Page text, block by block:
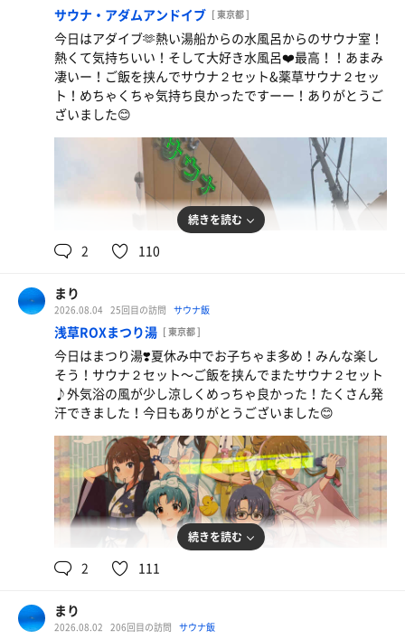
サウナ・アダムアンドイブ [ 東京都 ]
今日はアダイブ🫶熱い湯船からの水風呂からのサウナ室！
熱くて気持ちいい！そして大好き水風呂❤️最高！！あまみ
凄いー！ご飯を挟んでサウナ２セット&薬草サウナ２セッ
ト！めちゃくちゃ気持ち良かったですーー！ありがとうご
ざいました😊
続きを読む
2 110
まり
2026.08.04 25回目の訪問 サウナ飯
浅草ROXまつり湯 [ 東京都 ]
今日はまつり湯❣️夏休み中でお子ちゃま多め！みんな楽し
そう！サウナ２セット〜ご飯を挟んでまたサウナ２セット
♪外気浴の風が少し涼しくめっちゃ良かった！たくさん発
汗できました！今日もありがとうございました😊
続きを読む
2 111
まり
2026.08.02 206回目の訪問 サウナ飯